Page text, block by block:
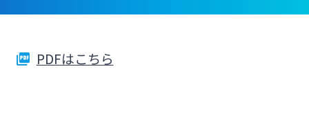
ログオン
法人向けインターネットバンキング
PDFはこちら